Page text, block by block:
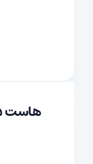
هاست 5 گیگ وردپرس انگلستان